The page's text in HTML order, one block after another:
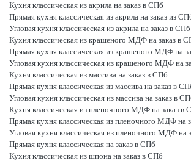
Кухня классическая из акрила на заказ в СПб
Прямая кухня классическая из акрила на заказ из
Угловая кухня классическая из акрила на заказ в СПб
Кухня классическая из крашеного МДФ на заказ в
Прямая кухня классическая из крашеного МДФ на
Угловая кухня классическая из крашеного МДФ на
Кухня классическая из массива на заказ в СПб
Прямая кухня классическая из массива на заказ в
Угловая кухня классическая из массива на заказ в
Кухня классическая из пленочного МДФ на заказ в
Прямая кухня классическая из пленочного МДФ на
Угловая кухня классическая из пленочного МДФ на
Прямая кухня классическая на заказ в СПб
Кухня классическая из шпона на заказ в СПб